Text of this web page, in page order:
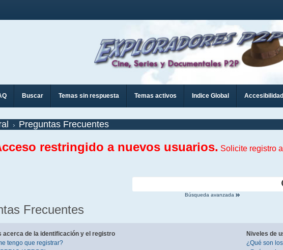
Buscar Temas sin respuesta Temas activos Indice Global Accesibilidad
Preguntas Frecuentes
restringido a nuevos usuarios. Solicite registro a
Búsqueda avanzada
Frecuentes
acerca de la identificación y el registro
tengo que registrar?
Niveles de
¿Qué son